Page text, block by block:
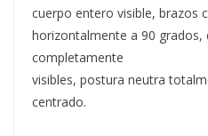
cuerpo entero visible, brazos
horizontalmente a 90 grados,
completamente
visibles, postura neutra
centrado.